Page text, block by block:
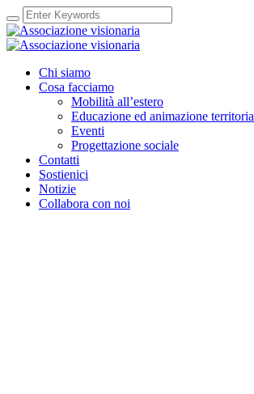
Chi siamo
Cosa facciamo
Mobilità all’estero
Educazione ed animazione
Eventi
Progettazione sociale
Contatti
Sostienici
Notizie
Collabora con noi